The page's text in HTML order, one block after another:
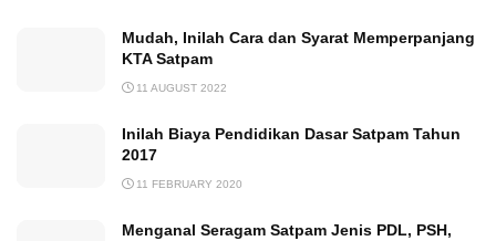
Mudah, Inilah Cara dan Syarat Memperpanjang
KTA Satpam
11 AUGUST 2022
Inilah Biaya Pendidikan Dasar Satpam Tahun
2017
11 FEBRUARY 2020
Menganal Seragam Satpam Jenis PDL, PSH,